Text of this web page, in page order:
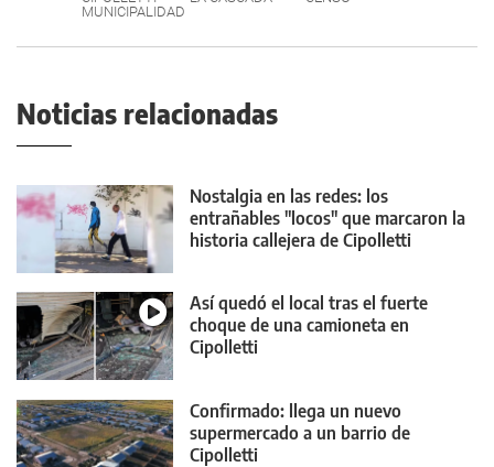
MUNICIPALIDAD
Noticias relacionadas
Nostalgia en las redes: los
entrañables "locos" que marcaron la
historia callejera de Cipolletti
Así quedó el local tras el fuerte
choque de una camioneta en
Cipolletti
Confirmado: llega un nuevo
supermercado a un barrio de
Cipolletti